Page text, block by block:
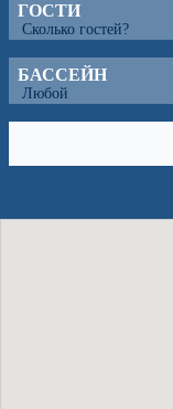
ГОСТИ
БАССЕЙН